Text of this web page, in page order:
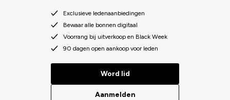
Exclusieve ledenaanbiedingen
Bewaar alle bonnen digitaal
Voorrang bij uitverkoop en Black Week
90 dagen open aankoop voor leden
Word lid
Aanmelden